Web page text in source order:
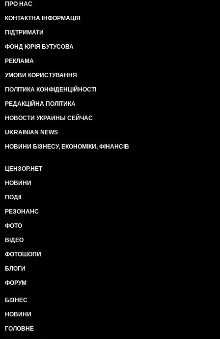
ПРО НАС
КОНТАКТНА ІНФОРМАЦІЯ
ПІДТРИМАТИ
ФОНД ЮРІЯ БУТУСОВА
РЕКЛАМА
УМОВИ КОРИСТУВАННЯ
ПОЛІТИКА КОНФІДЕНЦІЙНОСТІ
РЕДАКЦІЙНА ПОЛІТИКА
НОВОСТИ УКРАИНЫ СЕЙЧАС
UKRAINIAN NEWS
НОВИНИ БІЗНЕСУ, ЕКОНОМІКИ, ФІНАНСІВ
ЦЕНЗОР.НЕТ
НОВИНИ
ПОДІЇ
РЕЗОНАНС
ФОТО
ВІДЕО
ФОТОШОПИ
БЛОГИ
ФОРУМ
БІЗНЕС
НОВИНИ
ГОЛОВНЕ